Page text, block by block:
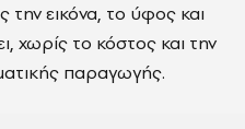
την εικόνα, το ύφος και
χωρίς το κόστος και την
παραγωγής.